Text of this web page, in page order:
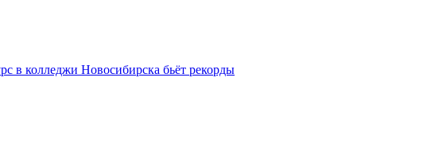
в колледжи Новосибирска бьёт рекорды